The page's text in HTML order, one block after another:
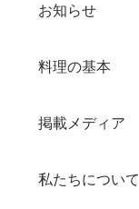
お知らせ
料理の基本
掲載メディア
私たちについて